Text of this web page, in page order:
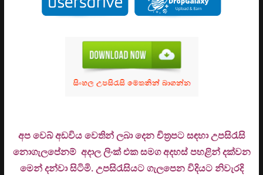
අප වෙබ් අඩවිය වෙතින් ලබා දෙන චිත්‍රපට සඳහා උපසිරැසි
නොගැලපේනම් අදාල ලිංක් එක සමග අදහස් පහළින් දක්වන
මෙන් දන්වා සිටිමි. උපසිරැසියට ගැලපෙන විදියට නිවැරදි